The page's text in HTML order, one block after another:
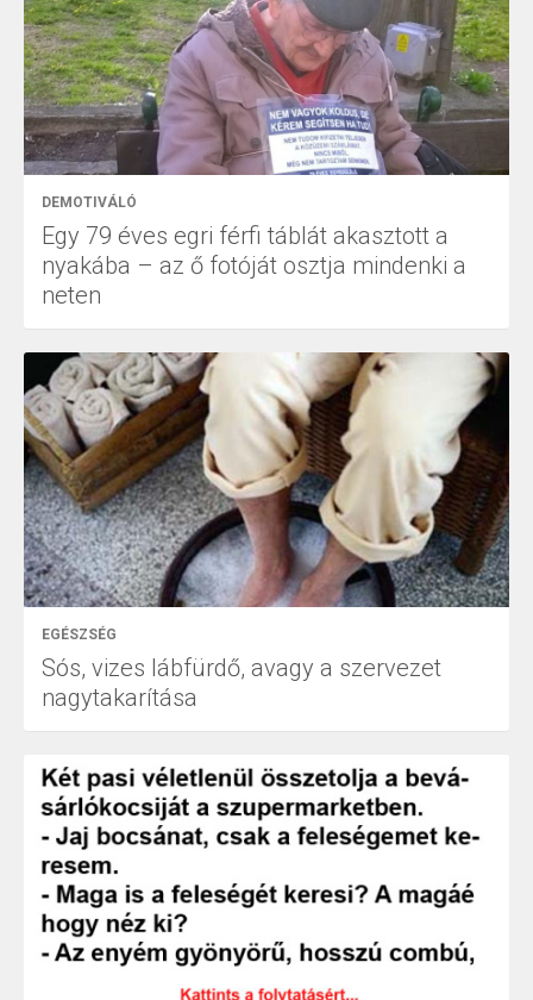
DEMOTIVÁLÓ
Egy 79 éves egri férfi táblát akasztott a
nyakába – az ő fotóját osztja mindenki a
neten
EGÉSZSÉG
Sós, vizes lábfürdő, avagy a szervezet
nagytakarítása